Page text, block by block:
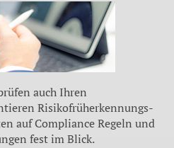
auch Ihren
Risikofrüherkennungs-
auf Compliance Regeln und
fest im Blick.